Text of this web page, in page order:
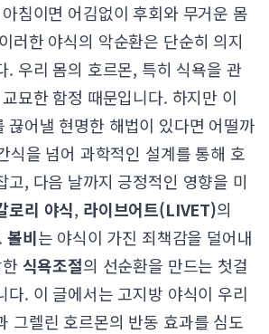
침이면 어김없이 후회와 무거운 몸
러한 야식의 악순환은 단순히 의지
. 우리 몸의 호르몬, 특히 식욕을 관
묘한 함정 때문입니다. 하지만 이
끊어낼 현명한 해법이 있다면 어떨까
식을 넘어 과학적인 설계를 통해 호
고, 다음 날까지 긍정적인 영향을 미
로리 야식, 라이브어트(LIVET)의
볼비는 야식이 가진 죄책감을 덜어내
식욕조절의 선순환을 만드는 첫걸
다. 이 글에서는 고지방 야식이 우리
그렐린 호르몬의 반동 효과를 심도